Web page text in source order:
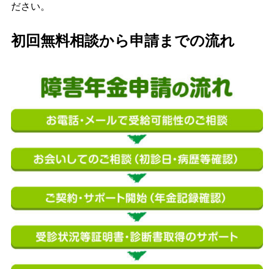
ださい。
初回無料相談から申請までの流れ